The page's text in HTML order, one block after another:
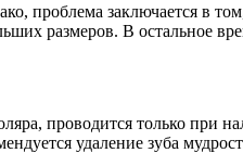
проблема заключается в
размеров. В остальное
проводится только
удаление зуба